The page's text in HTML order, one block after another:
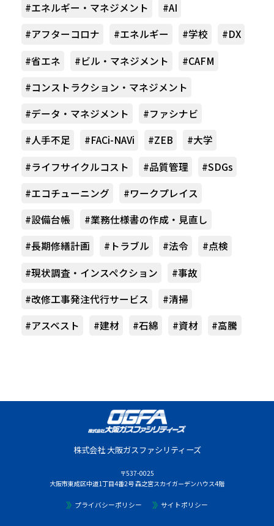
#エネルギー・マネジメント
#AI
#アフターコロナ
#エネルギー #学校
#DX
#省エネ
#ビル・マネジメント
#CAFM
#コンストラクション・マネジメント
#データ・マネジメント
#ファシナビ
#人手不足
#FACi-NAVi #ZEB
#大学
#ライフサイクルコスト
#品質管理
#SDGs
#エコチューニング
#ワークプレイス
#設備台帳
#業務仕様書の作成・見直し
#長期修繕計画
#トラブル #法令
#点検
#現状調査・インスペクション
#事故
#改修工事発注代行サービス
#清掃
#アスベスト
#建材 #石綿 #資材 #高騰
株式会社 大阪ガスファシリティーズ
〒537-0025
大阪市東成区中道1丁目4番2号 森之宮スカイガーデンハウス4階
プライバシーポリシー サイトポリシー